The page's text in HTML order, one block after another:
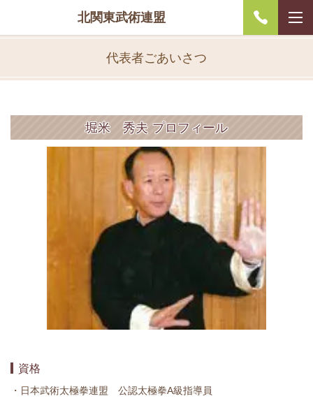
北関東武術連盟
代表者ごあいさつ
堀米 秀夫 プロフィール
資格
・日本武術太極拳連盟 公認太極拳A級指導員